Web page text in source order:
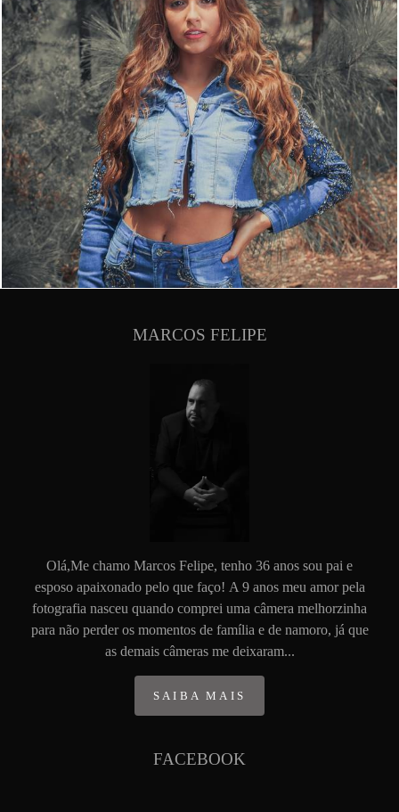
1251 0
MARCOS FELIPE
Olá,Me chamo Marcos Felipe, tenho 36 anos sou pai e
esposo apaixonado pelo que faço! A 9 anos meu amor pela
fotografia nasceu quando comprei uma câmera melhorzinha
para não perder os momentos de família e de namoro, já que
as demais câmeras me deixaram...
SAIBA MAIS
FACEBOOK